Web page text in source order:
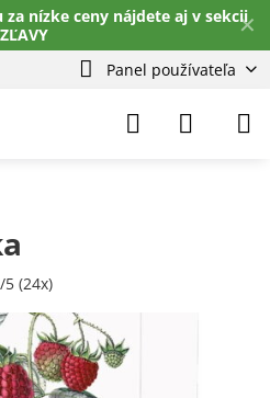
✕
nízke ceny nájdete aj v sekcii
ZĽAVY
Panel používateľa
/5 (24x)